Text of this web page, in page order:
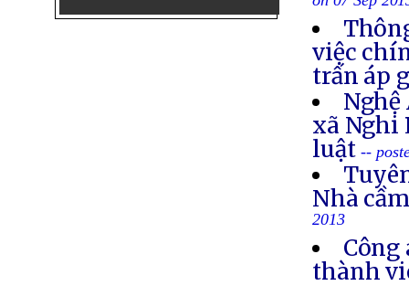
việc
trấn áp
Nghệ
xã Nghi
luật--
Nhà
2013
thành